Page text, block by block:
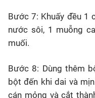
Bước 7: Khuấy đều 1
nước sôi, 1 muỗng
muối.
Bước 8: Dùng thêm
bột đến khi dai và
cán mỏng và cắt